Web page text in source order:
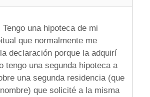
una hipoteca de mi
que normalmente me
declaración porque la adquirí
tengo una segunda hipoteca a
una segunda residencia (que
que solicité a la misma